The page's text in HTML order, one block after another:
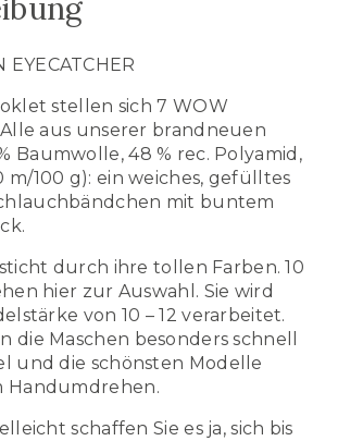
EYECATCHER
stellen sich 7 WOW
aus unserer brandneuen
Baumwolle, 48 % rec. Polyamid,
m/100 g): ein weiches, gefülltes
mit buntem
durch ihre tollen Farben. 10
hier zur Auswahl. Sie wird
von 10 – 12 verarbeitet.
die Maschen besonders schnell
und die schönsten Modelle
Handumdrehen.
schaffen Sie es ja, sich bis